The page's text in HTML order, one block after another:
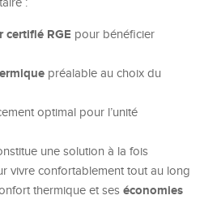
:
certifié RGE pour bénéficier
préalable au choix du
optimal pour l’unité
une solution à la fois
vivre confortablement tout au long
thermique et ses économies